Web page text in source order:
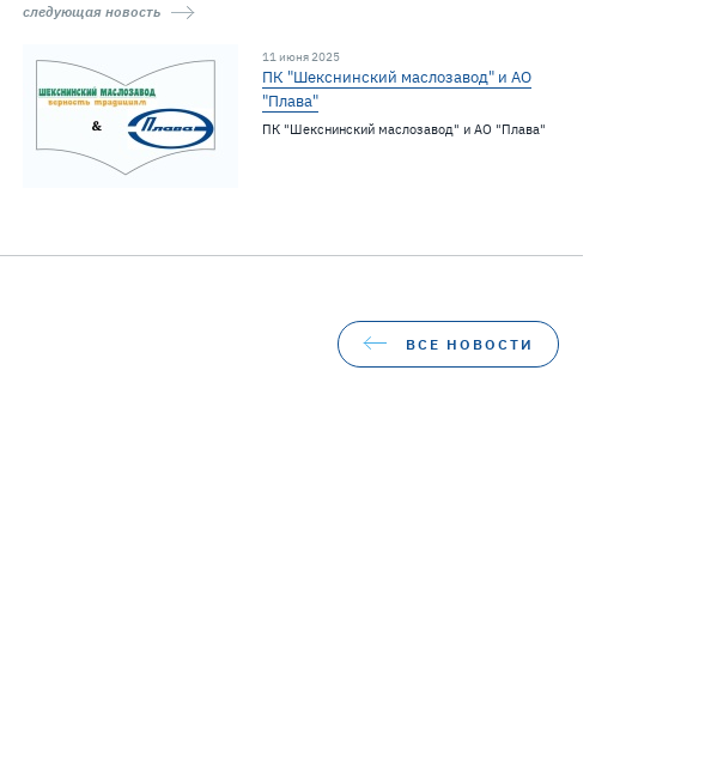
следующая новость
11 июня 2025
ПК "Шекснинский маслозавод" и АО
"Плава"
ПК "Шекснинский маслозавод" и АО "Плава"
ВСЕ НОВОСТИ